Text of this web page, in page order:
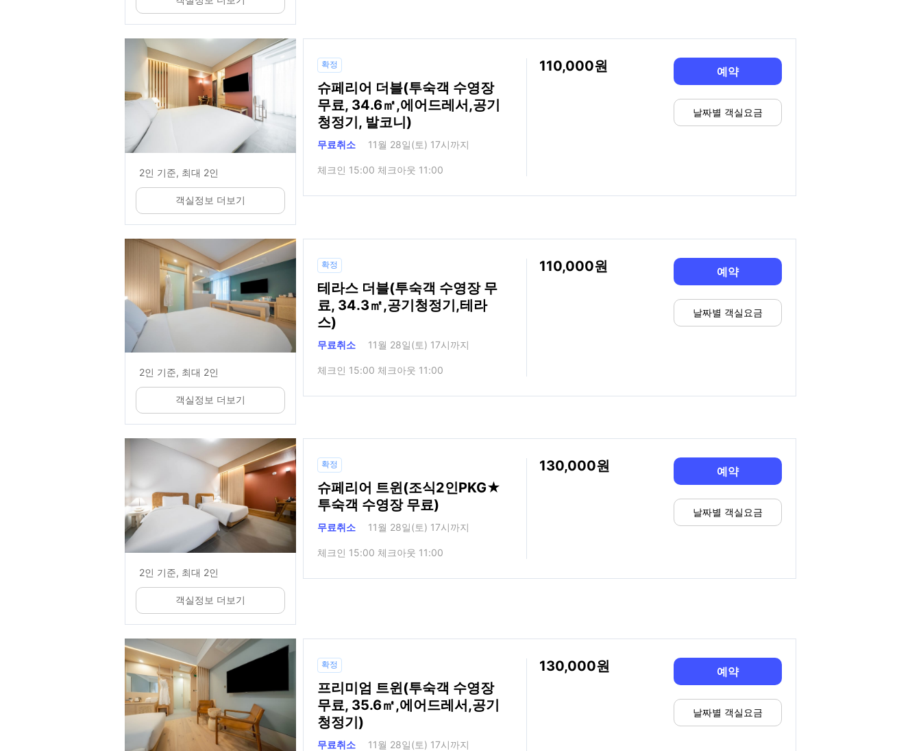
2인 기준, 최대 2인
객실정보 더보기
확정
슈페리어 더블(투숙객 수영장
무료, 34.6㎡,에어드레서,공기
청정기, 발코니)
무료취소 11월 28일(토) 17시까지
체크인 15:00 체크아웃 11:00
110,000 예약
날짜별 객실요금
2인 기준, 최대 2인
객실정보 더보기
확정
테라스 더블(투숙객 수영장 무
료, 34.3㎡,공기청정기,테라
스)
무료취소 11월 28일(토) 17시까지
체크인 15:00 체크아웃 11:00
110,000 예약
날짜별 객실요금
2인 기준, 최대 2인
객실정보 더보기
확정
슈페리어 트윈(조식2인PKG★
투숙객 수영장 무료)
무료취소 11월 28일(토) 17시까지
체크인 15:00 체크아웃 11:00
130,000 예약
날짜별 객실요금
확정
프리미엄 트윈(투숙객 수영장
무료, 35.6㎡,에어드레서,공기
청정기)
무료취소 11월 28일(토) 17시까지
130,000 예약
날짜별 객실요금